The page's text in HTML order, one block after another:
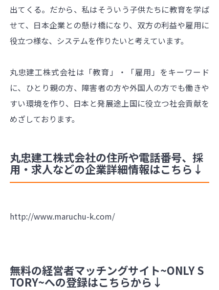
出てくる。だから、私はそういう子供たちに教育を学ば
せて、日本企業との懸け橋になり、双方の利益や雇用に
役立つ様な、システムを作りたいと考えています。
丸忠建工株式会社は「教育」・「雇用」をキーワード
に、ひとり親の方、障害者の方や外国人の方でも働きや
すい環境を作り、日本と発展途上国に役立つ社会貢献を
めざしております。
丸忠建工株式会社の住所や電話番号、採
用・求人などの企業詳細情報はこちら↓
http://www.maruchu-k.com/
無料の経営者マッチングサイト~ONLY S
TORY~への登録はこちらから↓